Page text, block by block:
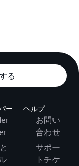
る
ー ヘルプ
お問い
合わせ
サポー
トチケ